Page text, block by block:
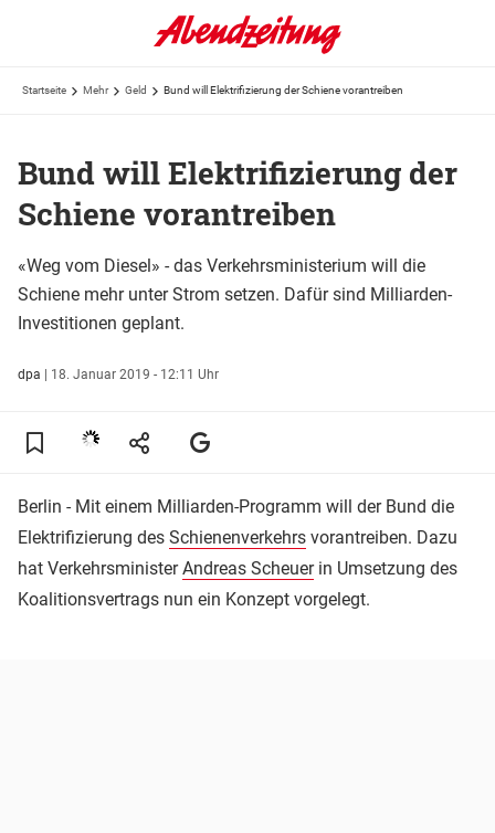
Startseite Mehr Geld Bund will Elektrifizierung der Schiene vorantreiben
Bund will Elektrifizierung der
Schiene vorantreiben
«Weg vom Diesel» - das Verkehrsministerium will die
Schiene mehr unter Strom setzen. Dafür sind Milliarden-
Investitionen geplant.
dpa | 18. Januar 2019 - 12:11 Uhr
Berlin - Mit einem Milliarden-Programm will der Bund die
Elektrifizierung des Schienenverkehrs vorantreiben. Dazu
hat VerkehrsministerAndreas Scheuerin Umsetzung des
Koalitionsvertrags nun ein Konzept vorgelegt.